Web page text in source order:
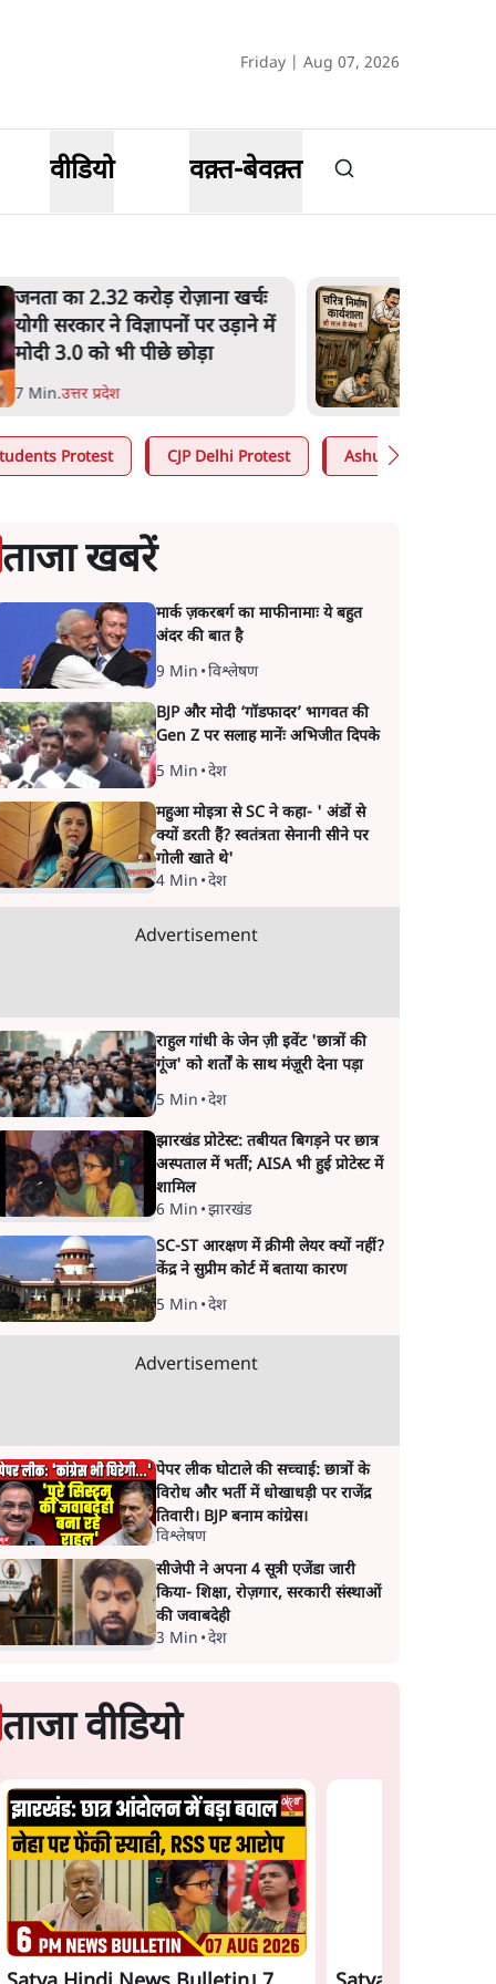
Friday | Aug 07, 2026
वीडियो वक़्त-बेवक़्त
उलटबांसीः राष्ट्र के चरित्र की मरम्मत
जारी है
11 Min.व्यंग्य/उलटबाँसी
Protest CJP Delhi Protest Ashutosh Ki Baat
ताजा खबरें
मार्क ज़करबर्ग का माफीनामाः ये बहुत
अंदर की बात है
9 Min •विश्लेषण
BJP और मोदी ‘गॉडफादर’ भागवत की
Gen Z पर सलाह मानेंः अभिजीत दिपके
5 Min •देश
महुआ मोइत्रा से SC ने कहा- ' अंडों से
क्यों डरती हैं? स्वतंत्रता सेनानी सीने पर
गोली खाते थे'
4 Min •देश
Advertisement
राहुल गांधी के जेन ज़ी इवेंट 'छात्रों की
गूंज' को शर्तों के साथ मंज़ूरी देना पड़ा
5 Min •देश
झारखंड प्रोटेस्ट: तबीयत बिगड़ने पर छात्र
अस्पताल में भर्ती; AISA भी हुई प्रोटेस्ट में
शामिल
6 Min •झारखंड
SC-ST आरक्षण में क्रीमी लेयर क्यों नहीं?
केंद्र ने सुप्रीम कोर्ट में बताया कारण
5 Min •देश
Advertisement
पेपर लीक घोटाले की सच्चाई: छात्रों के
विरोध और भर्ती में धोखाधड़ी पर राजेंद्र
तिवारी। BJP बनाम कांग्रेस।
विश्लेषण
सीजेपी ने अपना 4 सूत्री एजेंडा जारी
किया- शिक्षा, रोज़गार, सरकारी संस्थाओं
की जवाबदेही
3 Min •देश
ताजा वीडियो